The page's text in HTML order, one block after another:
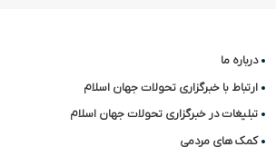
درباره ما
ارتباط با خبرگزاری تحولات جهان اسلام
تبلیغات در خبرگزاری تحولات جهان اسلام
کمک های مردمی